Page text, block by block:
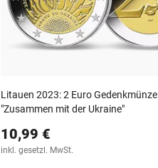
Litauen 2023: 2 Euro Gedenkmünze
"Zusammen mit der Ukraine"
10,99 €
inkl. gesetzl. MwSt.